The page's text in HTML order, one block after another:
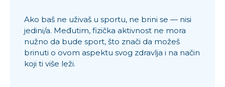
Ako baš ne uživaš u sportu, ne brini se — nisi
jedini/a. Međutim, fizička aktivnost ne mora
nužno da bude sport, što znači da možeš
brinuti o ovom aspektu svog zdravlja i na način
koji ti više leži.